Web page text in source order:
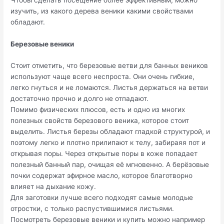
изучить, из какого дерева веники какими свойствами
обладают.
Березовые веники
Стоит отметить, что березовые ветви для банных веников
используют чаще всего неспроста. Они очень гибкие,
легко гнуться и не ломаются. Листья держаться на ветви
достаточно прочно и долго не отпадают.
Помимо физических плюсов, есть и одно из многих
полезных свойств березового веника, которое стоит
выделить. Листья березы обладают гладкой структурой, и
поэтому легко и плотно прилипают к телу, забираяя пот и
открывая поры. Через открытые поры в коже попадает
полезный банный пар, очищая её мгновенно. А берёзовые
почки содержат эфирное масло, которое благотворно
влияет на дыхание кожу.
Для заготовки лучше всего подходят самые молодые
отростки, с только распустившимися листьями.
Посмотреть березовые веники и купить можно например